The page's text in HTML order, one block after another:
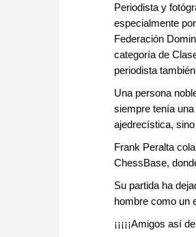
Periodista y
especialmente
Federación
categoría de
periodista
Una persona
siempre tenía
ajedrecística,
Frank Peralta
ChessBase,
Su partida ha
hombre como un
¡¡¡¡¡Amigos así